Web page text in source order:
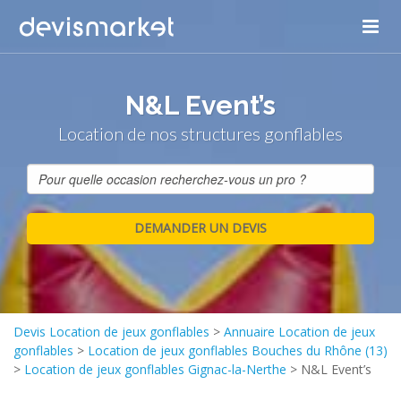
N&L Event’s
Location de nos structures gonflables
Devis Location de jeux gonflables > Annuaire Location de jeux
gonflables > Location de jeux gonflables Bouches du Rhône (13)
> Location de jeux gonflables Gignac-la-Nerthe > N&L Event’s